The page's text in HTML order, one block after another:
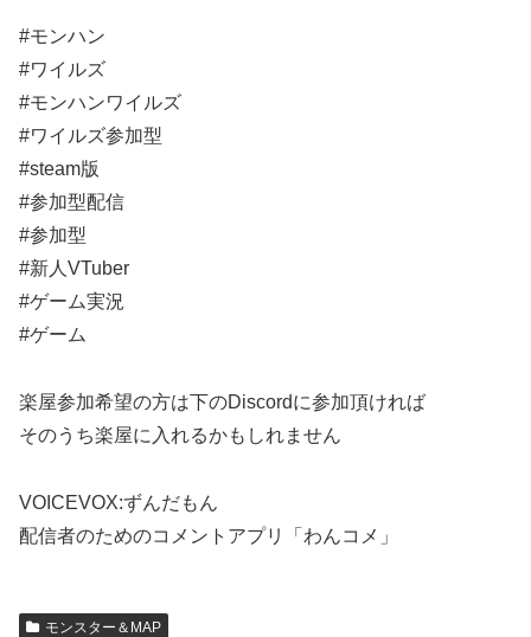
#モンハン
#ワイルズ
#モンハンワイルズ
#ワイルズ参加型
#steam版
#参加型配信
#参加型
#新人VTuber
#ゲーム実況
#ゲーム
楽屋参加希望の方は下のDiscordに参加頂ければ
そのうち楽屋に入れるかもしれません
VOICEVOX:ずんだもん
配信者のためのコメントアプリ「わんコメ」
モンスター＆MAP